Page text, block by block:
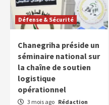
Défense & Sécurité
Chanegriha préside un
séminaire national sur
la chaîne de soutien
logistique
opérationnel
3 mois ago Rédaction